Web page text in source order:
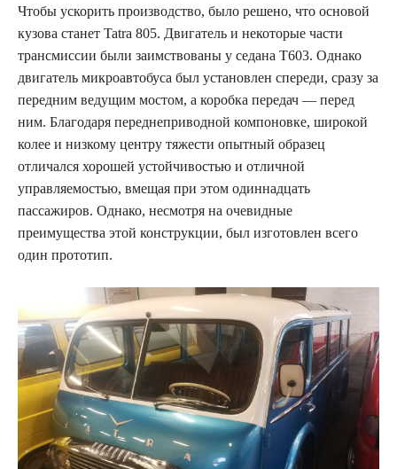
Чтобы ускорить производство, было решено, что основой
кузова станет Tatra 805. Двигатель и некоторые части
трансмиссии были заимствованы у седана T603. Однако
двигатель микроавтобуса был установлен спереди, сразу за
передним ведущим мостом, а коробка передач — перед
ним. Благодаря переднеприводной компоновке, широкой
колее и низкому центру тяжести опытный образец
отличался хорошей устойчивостью и отличной
управляемостью, вмещая при этом одиннадцать
пассажиров. Однако, несмотря на очевидные
преимущества этой конструкции, был изготовлен всего
один прототип.